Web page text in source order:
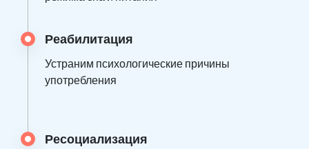
Реабилитация
Устраним психологические причины
употребления
Ресоциализация